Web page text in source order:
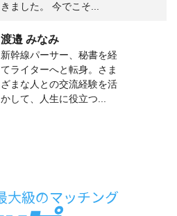
きました。 今でこそ...
渡邉 みなみ
新幹線パーサー、秘書を経
てライターへと転身。さま
ざまな人との交流経験を活
かして、人生に役立つ...